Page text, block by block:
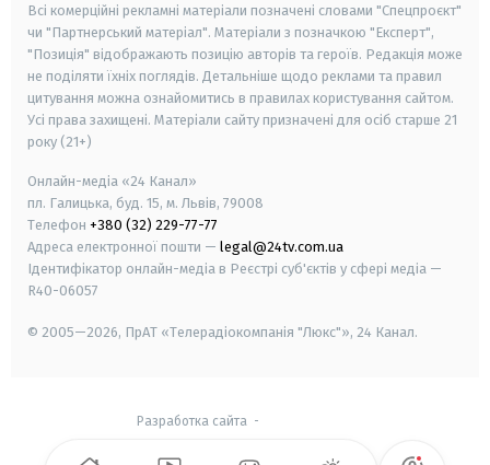
Всі комерційні рекламні матеріали позначені словами "Спецпроєкт"
чи "Партнерський матеріал". Матеріали з позначкою "Експерт",
"Позиція" відображають позицію авторів та героїв. Редакція може
не поділяти їхніх поглядів. Детальніше щодо реклами та правил
цитування можна ознайомитись в правилах користування сайтом.
Усі права захищені. Матеріали сайту призначені для осіб старше 21
року (21+)
Онлайн-медіа «24 Канал»
пл. Галицька, буд. 15, м. Львів, 79008
Телефон +380 (32) 229-77-77
Адреса електронної пошти — legal@24tv.com.ua
Ідентифікатор онлайн-медіа в Реєстрі суб'єктів у сфері медіа —
R40-06057
© 2005—2026, ПрАТ «Телерадіокомпанія "Люкс"», 24 Канал.
Разработка сайта -